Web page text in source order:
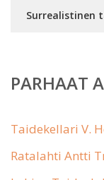
Surrealistinen
PARHAAT
Taidekellari V.
Ratalahti Antti